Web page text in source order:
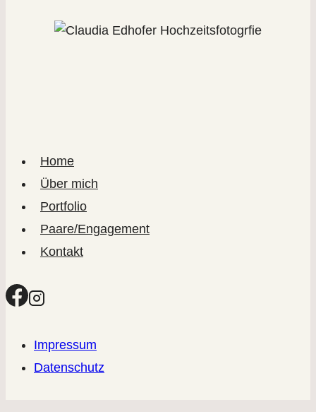
Home
Über mich
Portfolio
Paare/Engagement
Kontakt
Impressum
Datenschutz